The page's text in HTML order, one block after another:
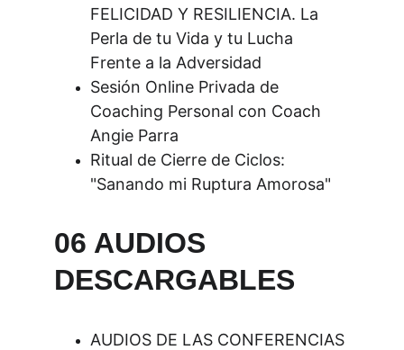
FELICIDAD Y RESILIENCIA. La
Perla de tu Vida y tu Lucha
Frente a la Adversidad
Sesión Online Privada de
Coaching Personal con Coach
Angie Parra
Ritual de Cierre de Ciclos:
"Sanando mi Ruptura Amorosa"
06 AUDIOS
DESCARGABLES
AUDIOS DE LAS CONFERENCIAS